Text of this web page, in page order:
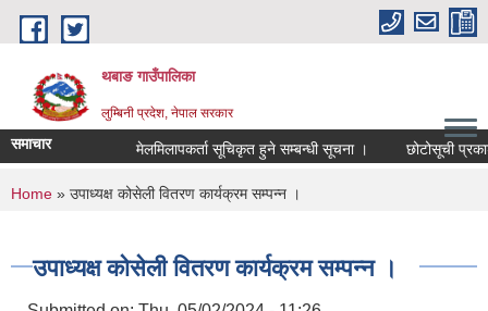
Skip to main content
थबाङ गाउँपालिका
लुम्बिनी प्रदेश, नेपाल सरकार
समाचार मेलमिलापकर्ता सूचिकृत हुने सम्बन्धी सूचना । छोटोसूची प्रकाशन
You are here
Home » उपाध्यक्ष कोसेली वितरण कार्यक्रम सम्पन्न ।
उपाध्यक्ष कोसेली वितरण कार्यक्रम सम्पन्न ।